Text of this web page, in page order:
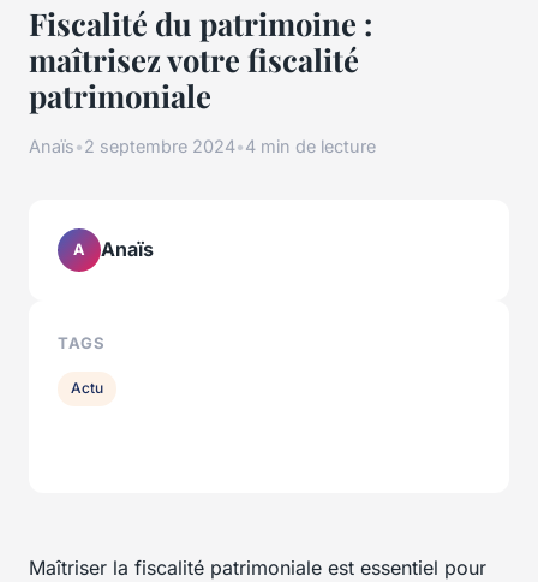
Fiscalité du patrimoine :
maîtrisez votre fiscalité
patrimoniale
Anaïs•2 septembre 2024•4 min de lecture
Maîtriser la fiscalité patrimoniale est essentiel pour
A Anaïs
TAGS
Actu